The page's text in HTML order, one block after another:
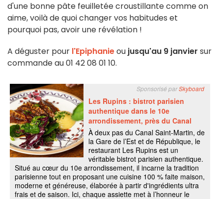
d'une bonne pâte feuilletée croustillante comme on
aime, voilà de quoi changer vos habitudes et
pourquoi pas, avoir une révélation !
A déguster pour l'Epiphanieou jusqu'au 9 janvier sur
commande au 01 42 08 01 10.